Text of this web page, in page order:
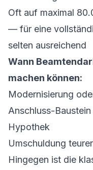
Oft auf maximal
— für eine
selten ausreichend
Wann
machen können:
Modernisierung
Anschluss-
Hypothek
Umschuldung
Hingegen ist die